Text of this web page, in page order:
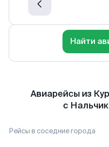
Найти
Авиарейсы из
с
Рейсы в соседние города